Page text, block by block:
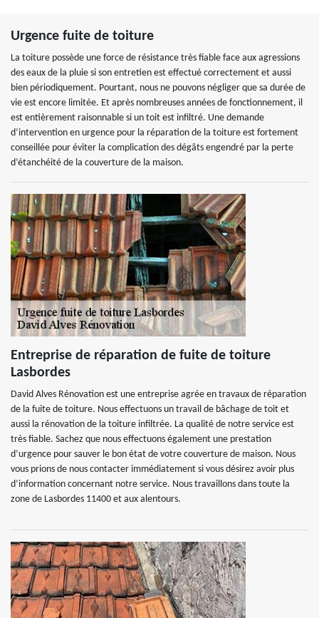
Urgence fuite de toiture
La toiture possède une force de résistance très fiable face aux agressions
des eaux de la pluie si son entretien est effectué correctement et aussi
bien périodiquement. Pourtant, nous ne pouvons négliger que sa durée de
vie est encore limitée. Et après nombreuses années de fonctionnement, il
est entièrement raisonnable si un toit est infiltré. Une demande
d’intervention en urgence pour la réparation de la toiture est fortement
conseillée pour éviter la complication des dégâts engendré par la perte
d’étanchéité de la couverture de la maison.
Entreprise de réparation de fuite de toiture
Lasbordes
David Alves Rénovation est une entreprise agrée en travaux de réparation
de la fuite de toiture. Nous effectuons un travail de bâchage de toit et
aussi la rénovation de la toiture infiltrée. La qualité de notre service est
très fiable. Sachez que nous effectuons également une prestation
d’urgence pour sauver le bon état de votre couverture de maison. Nous
vous prions de nous contacter immédiatement si vous désirez avoir plus
d’information concernant notre service. Nous travaillons dans toute la
zone de Lasbordes 11400 et aux alentours.